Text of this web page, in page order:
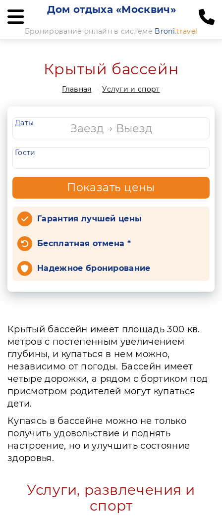
Дом отдыха «Москвич»
Бронирование онлайн в системе Broni.travel
Крытый бассейн
Главная Услуги и спорт
Даты
Гости
Показать цены
Гарантия лучшей цены
Бесплатная отмена *
Надежное бронирование
Крытый бассейн имеет площадь 300 кв.
метров с постепенным увеличением
глубины, и купаться в нем можно,
независимо от погоды. Бассейн имеет
четыре дорожки, а рядом с бортиком под
присмотром родителей могут купаться
дети.
Купаясь в бассейне можно не только
получить удовольствие и поднять
настроение, но и улучшить состояние
здоровья.
Услуги, развлечения и
спорт